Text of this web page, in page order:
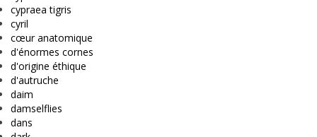
cypraea tigris
cyril
cœur anatomique
d'énormes cornes
d'origine éthique
d'autruche
daim
damselflies
dans